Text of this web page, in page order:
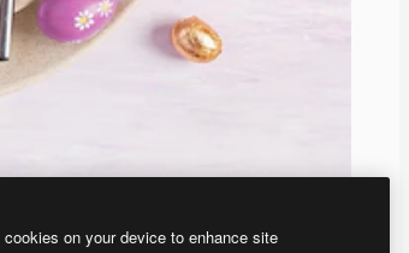
on your device to enhance site